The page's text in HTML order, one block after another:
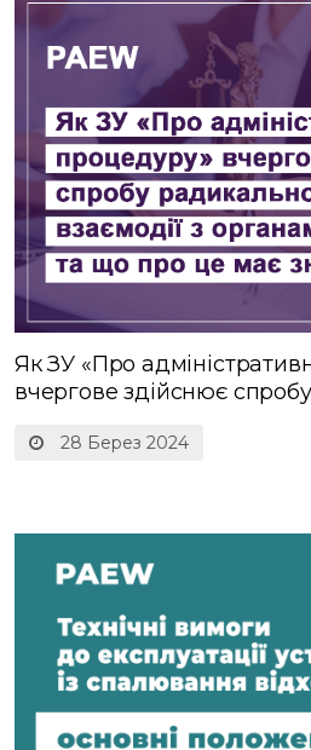
28 Берез 2024
Як ЗУ «Про
вчергове здійснює